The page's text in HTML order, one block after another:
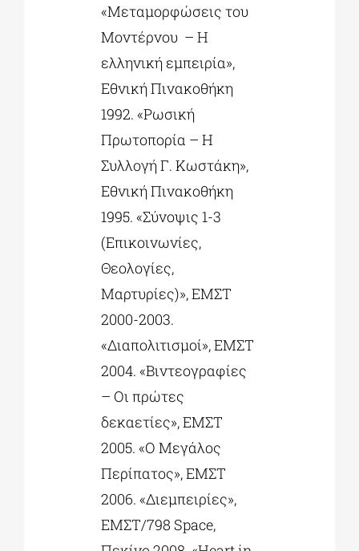
«Μεταµορφώσεις του
Μοντέρνου – Η
ελληνική εµπειρία»,
Εθνική Πινακοθήκη
1992. «Ρωσική
Πρωτοπορία – Η
Συλλογή Γ. Κωστάκη»,
Εθνική Πινακοθήκη
1995. «Σύνοψις 1-3
(Επικοινωνίες,
Θεολογίες,
Μαρτυρίες)», ΕΜΣΤ
2000-2003.
«Διαπολιτισµοί», ΕΜΣΤ
2004. «Βιντεογραφίες
– Οι πρώτες
δεκαετίες», ΕΜΣΤ
2005. «Ο Μεγάλος
Περίπατος», ΕΜΣΤ
2006. «Διεμπειρίες»,
ΕΜΣΤ/798 Space,